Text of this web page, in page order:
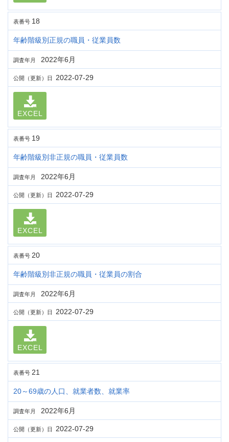
表番号 18
年齢階級別正規の職員・従業員数
調査年月 2022年6月
公開（更新）日 2022-07-29
EXCEL
表番号 19
年齢階級別非正規の職員・従業員数
調査年月 2022年6月
公開（更新）日 2022-07-29
EXCEL
表番号 20
年齢階級別非正規の職員・従業員の割合
調査年月 2022年6月
公開（更新）日 2022-07-29
EXCEL
表番号 21
20～69歳の人口、就業者数、就業率
調査年月 2022年6月
公開（更新）日 2022-07-29